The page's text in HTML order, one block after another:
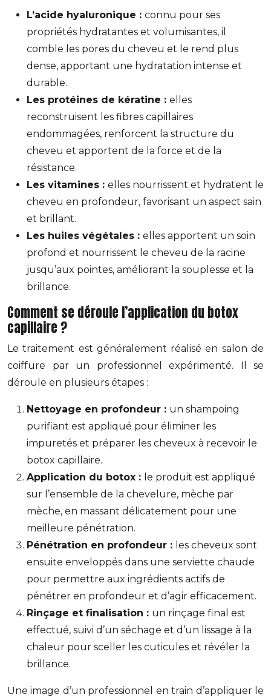
L’acide hyaluronique : connu pour ses
propriétés hydratantes et volumisantes, il
comble les pores du cheveu et le rend plus
dense, apportant une hydratation intense et
durable.
Les protéines de kératine : elles
reconstruisent les fibres capillaires
endommagées, renforcent la structure du
cheveu et apportent de la force et de la
résistance.
Les vitamines : elles nourrissent et hydratent le
cheveu en profondeur, favorisant un aspect sain
et brillant.
Les huiles végétales : elles apportent un soin
profond et nourrissent le cheveu de la racine
jusqu’aux pointes, améliorant la souplesse et la
brillance.
Comment se déroule l’application du botox
capillaire ?
Le traitement est généralement réalisé en salon de
coiffure par un professionnel expérimenté. Il se
déroule en plusieurs étapes :
Nettoyage en profondeur : un shampoing
purifiant est appliqué pour éliminer les
impuretés et préparer les cheveux à recevoir le
botox capillaire.
Application du botox : le produit est appliqué
sur l’ensemble de la chevelure, mèche par
mèche, en massant délicatement pour une
meilleure pénétration.
Pénétration en profondeur : les cheveux sont
ensuite enveloppés dans une serviette chaude
pour permettre aux ingrédients actifs de
pénétrer en profondeur et d’agir efficacement.
Rinçage et finalisation : un rinçage final est
effectué, suivi d’un séchage et d’un lissage à la
chaleur pour sceller les cuticules et révéler la
brillance.
Une image d’un professionnel en train d’appliquer le